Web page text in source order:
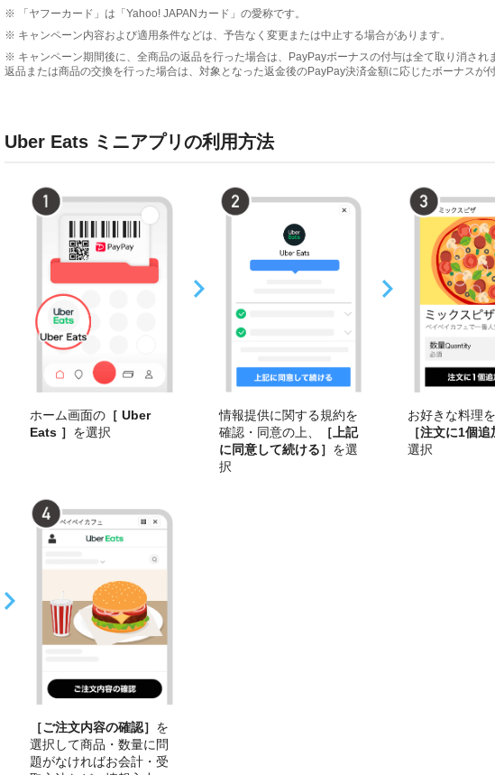
※ 「ヤフーカード」は「Yahoo! JAPANカード」の愛称です。
※ キャンペーン内容および適用条件などは、予告なく変更または中止する場合があります。
※ キャンペーン期間後に、全商品の返品を行った場合は、PayPayボーナスの付与は全て取り消され
返品または商品の交換を行った場合は、対象となった返金後のPayPay決済金額に応じたボーナスが付
Uber Eats ミニアプリの利用方法
ホーム画面の ［ Uber
Eats ］ を選択
情報提供に関する規約を
確認・同意の上、
［上記
に同意して続ける］ を選
択
お好きな料理を
［注文に1個追
選択
［ご注文内容の確認］ を
選択して商品・数量に問
題がなければお会計・受